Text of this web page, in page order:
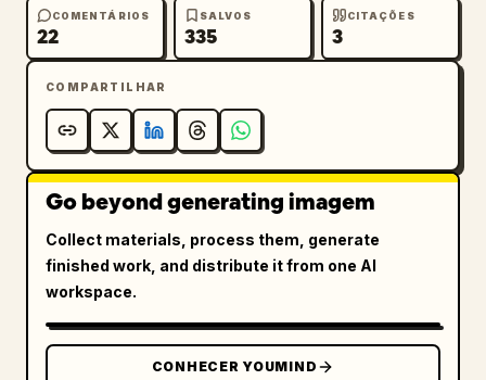
Proporção: 3:4.
COMENTÁRIOS
22
SALVOS
335
CITAÇÕES
3
COMPARTILHAR
Go beyond generating imagem
Collect materials, process them, generate
finished work, and distribute it from one AI
workspace.
CONHECER YOUMIND